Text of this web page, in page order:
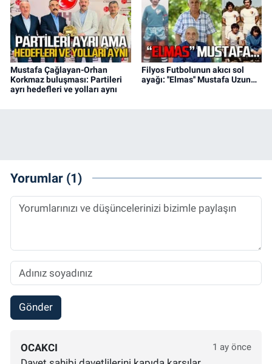
Mustafa Çağlayan-Orhan
Korkmaz buluşması: Partileri
ayrı hedefleri ve yolları aynı
Filyos Futbolunun akıcı sol
ayağı: ''Elmas'' Mustafa Uzun…
Yorumlar (1)
Gönder
OCAKCI 1 ay önce